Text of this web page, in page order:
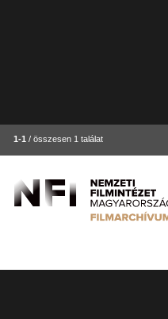
1-1 / összesen 1 találat